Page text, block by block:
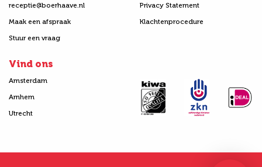
receptie@boerhaave.nl
Maak een afspraak
Stuur een vraag
Privacy Statement
Klachtenprocedure
Vind ons
Amsterdam
Arnhem
Utrecht